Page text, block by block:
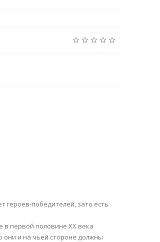
героев-победителей, зато есть
первой половине XX века
они и на чьей стороне должны